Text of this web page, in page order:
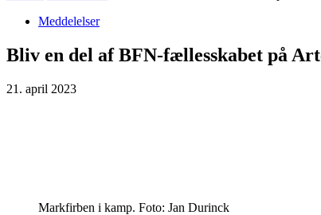
Meddelelser
Bliv en del af BFN-fællesskabet på
21. april 2023
Markfirben i kamp. Foto: Jan Durinck